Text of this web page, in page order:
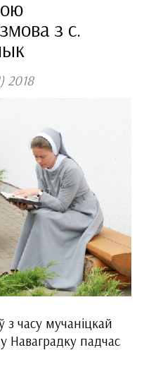
з с.
2018
з часу мучаніцкай
Наваградку падчас